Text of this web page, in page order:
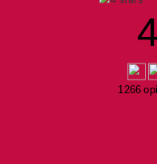
1266